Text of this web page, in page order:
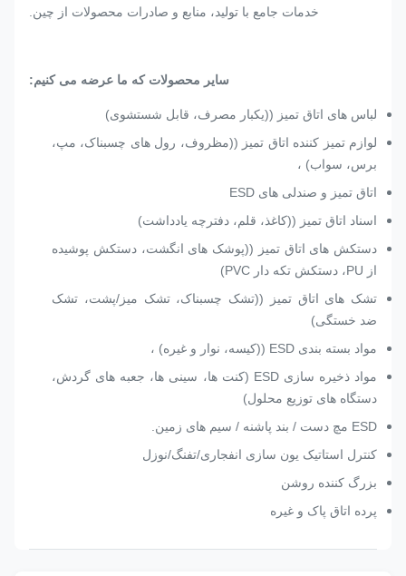
خدمات جامع با تولید، منابع و صادرات محصولات از چین.
سایر محصولات که ما عرضه می کنیم:
لباس های اتاق تمیز ((یکبار مصرف، قابل شستشوی)
لوازم تمیز کننده اتاق تمیز ((مظروف، رول های چسبناک، مپ،
برس، سواب) ،
اتاق تمیز و صندلی های ESD
اسناد اتاق تمیز ((کاغذ، قلم، دفترچه یادداشت)
دستکش های اتاق تمیز ((پوشک های انگشت، دستکش پوشیده
از PU، دستکش تکه دار PVC)
تشک های اتاق تمیز ((تشک چسبناک، تشک میز/پشت، تشک
ضد خستگی)
مواد بسته بندی ESD ((کیسه، نوار و غیره) ،
مواد ذخیره سازی ESD (کنت ها، سینی ها، جعبه های گردش،
دستگاه های توزیع محلول)
ESD مچ دست / بند پاشنه / سیم های زمین.
کنترل استاتیک یون سازی انفجاری/تفنگ/نوزل
بزرگ کننده روشن
پرده اتاق پاک و غیره